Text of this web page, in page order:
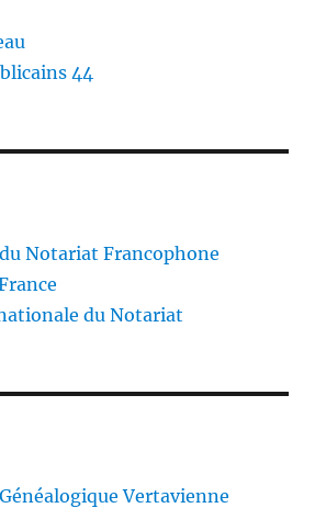
44
Notariat Francophone
du Notariat
Vertavienne